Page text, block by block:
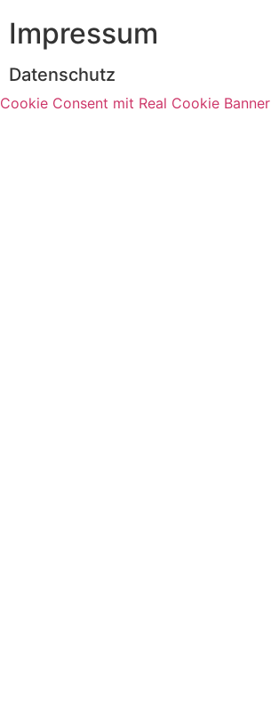
Impressum
Datenschutz
Cookie Consent mit Real Cookie Banner